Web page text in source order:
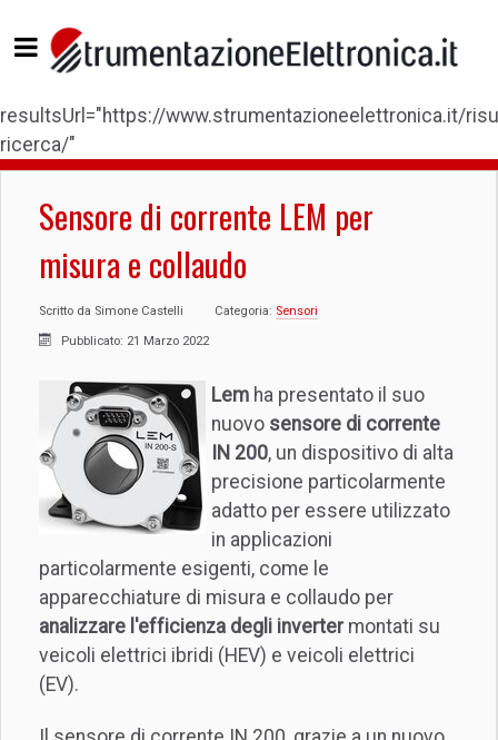
resultsUrl="https://www.strumentazioneelettronica.it/
ricerca/"
Sensore di corrente LEM per
misura e collaudo
Scritto da Simone Castelli Categoria: Sensori
Pubblicato: 21 Marzo 2022
Lem ha presentato il suo
nuovo sensore di corrente
IN 200, un dispositivo di alta
precisione particolarmente
adatto per essere utilizzato
in applicazioni
particolarmente esigenti, come le
apparecchiature di misura e collaudo per
analizzare l'efficienza degli invertermontati su
veicoli elettrici ibridi (HEV) e veicoli elettrici
(EV).